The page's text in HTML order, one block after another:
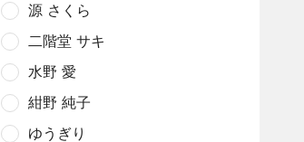
源 さくら
二階堂 サキ
水野 愛
紺野 純子
ゆうぎり